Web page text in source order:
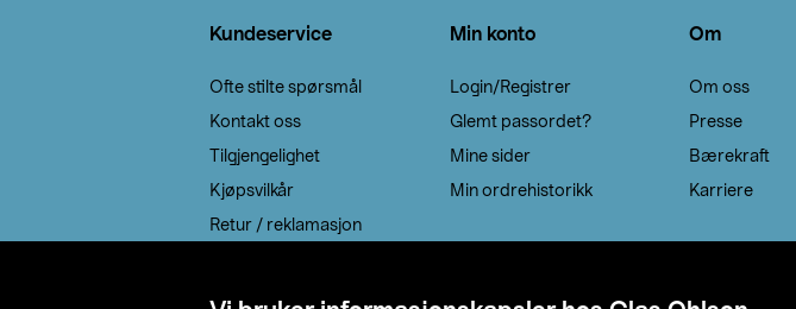
Kundeservice
Ofte stilte spørsmål
Kontakt oss
Tilgjengelighet
Kjøpsvilkår
Retur / reklamasjon
Min konto
Login/Registrer
Glemt passordet?
Mine sider
Min ordrehistorikk
Om
Om oss
Presse
Bærekraft
Karriere